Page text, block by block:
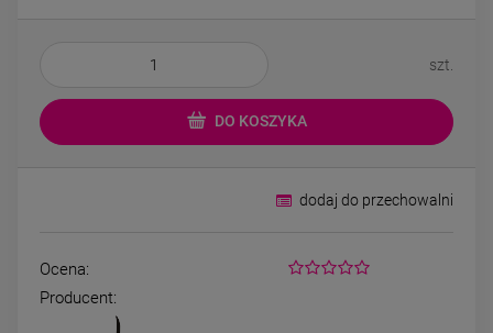
szt.
DO KOSZYKA
dodaj do przechowalni
Ocena:
Producent: